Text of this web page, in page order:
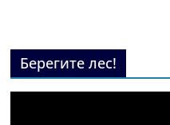
Берегите лес!